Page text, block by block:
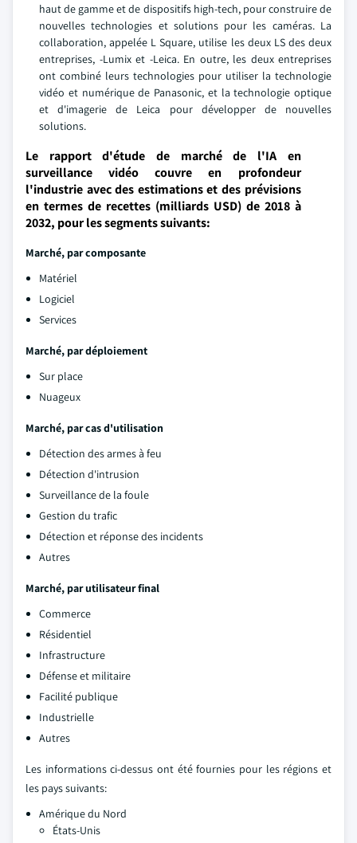
haut de gamme et de dispositifs high-tech, pour construire de
nouvelles technologies et solutions pour les caméras. La
collaboration, appelée L Square, utilise les deux LS des deux
entreprises, -Lumix et -Leica. En outre, les deux entreprises
ont combiné leurs technologies pour utiliser la technologie
vidéo et numérique de Panasonic, et la technologie optique
et d'imagerie de Leica pour développer de nouvelles
solutions.
Le rapport d'étude de marché de l'IA en
surveillance vidéo couvre en profondeur
l'industrie avec des estimations et des prévisions
en termes de recettes (milliards USD) de 2018 à
2032, pour les segments suivants:
Marché, par composante
Matériel
Logiciel
Services
Marché, par déploiement
Sur place
Nuageux
Marché, par cas d'utilisation
Détection des armes à feu
Détection d'intrusion
Surveillance de la foule
Gestion du trafic
Détection et réponse des incidents
Autres
Marché, par utilisateur final
Commerce
Résidentiel
Infrastructure
Défense et militaire
Facilité publique
Industrielle
Autres
Les informations ci-dessus ont été fournies pour les régions et
les pays suivants:
Amérique du Nord
États-Unis